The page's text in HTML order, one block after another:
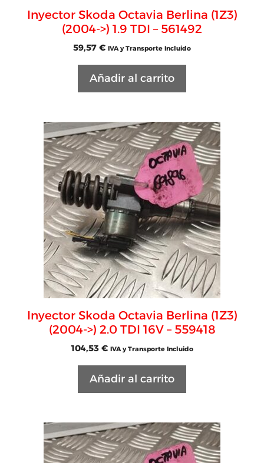
Inyector Skoda Octavia Berlina (1Z3)
(2004->) 1.9 TDI – 561492
59,57 € IVA y Transporte Incluido
Añadir al carrito
Inyector Skoda Octavia Berlina (1Z3)
(2004->) 2.0 TDI 16V – 559418
104,53 € IVA y Transporte Incluido
Añadir al carrito